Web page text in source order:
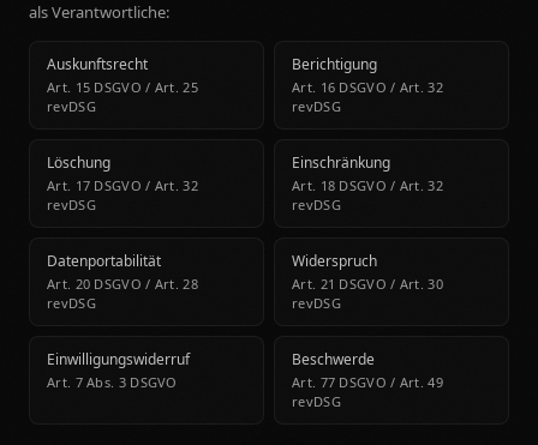
als Verantwortliche:
Auskunftsrecht
Art. 15 DSGVO / Art. 25
revDSG
Berichtigung
Art. 16 DSGVO / Art. 32
revDSG
Löschung
Art. 17 DSGVO / Art. 32
revDSG
Einschränkung
Art. 18 DSGVO / Art. 32
revDSG
Datenportabilität
Art. 20 DSGVO / Art. 28
revDSG
Widerspruch
Art. 21 DSGVO / Art. 30
revDSG
Einwilligungswiderruf
Art. 7 Abs. 3 DSGVO
Beschwerde
Art. 77 DSGVO / Art. 49
revDSG